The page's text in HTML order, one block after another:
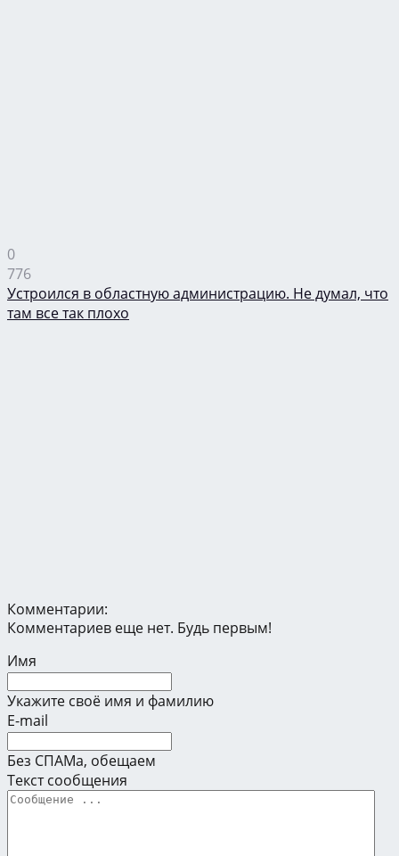
0
776
Устроился в областную администрацию. Не думал, что
там все так плохо
Комментарии:
Комментариев еще нет. Будь первым!
Имя
Укажите своё имя и фамилию
E-mail
Без СПАМа, обещаем
Текст сообщения